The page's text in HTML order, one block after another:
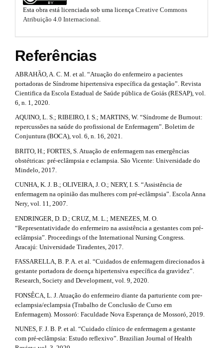
m
o
o
s
t
r
a
p
3
.
c
c
e
s
s
i
l
e
_
m
e
n
u
s
i
d
e
n
#
#
o
s
t
r
a
p
3
.
a
r
t
i
c
l
e
.
d
e
t
a
Esta obra está licenciada sob uma licença Creative Commons
Atribuição 4.0 Internacional
Referências
ABRAHÃO, A. C. M. et al. “Atuação do enfermeiro a pacientes
portadoras de Síndrome hipertensiva específica da gestação”. Revista
Cientifica da Escola Estadual de Saúde pública de Goiás (RESAP), vol.
6, n. 1, 2020.
AQUINO, L. S.; RIBEIRO, I. S.; MARTINS, W. “Síndrome de Burnout:
repercussões na saúde do profissional de Enfermagem”. Boletim de
Conjuntura (BOCA), vol. 6, n. 16, 2021.
BRITO, H.; FORTES, S. Atuação de enfermagem nas emergências
obstétricas: pré-eclâmpsia e eclampsia. São Vicente: Universidade do
Mindelo, 2017.
CUNHA, K. J. B.; OLIVEIRA, J. O.; NERY, I. S. “Assistência de
enfermagem na opinião das mulheres com pré-eclâmpsia”. Escola Anna
Nery, vol. 11, 2007.
ENDRINGER, D. D.; CRUZ, M. L.; MENEZES, M. O.
“Representatividade do enfermeiro na assistência a gestantes com pré-
eclâmpsia”. Proceedings of the International Nursing Congress.
Aracajú: Universidade Tiradentes, 2017.
FASSARELLA, B. P. A. et al. “Cuidados de enfermagem direcionados à
gestante portadora de doença hipertensiva específica da gravidez”.
Research, Society and Development, vol. 9, 2020.
FONSÊCA, L. J. Atuação do enfermeiro diante da parturiente com pre-
eclampsia/eclampsia (Trabalho de Conclusão de Curso em
Enfermagem). Mossoró: Faculdade Nova Esperança de Mossoró, 2019.
NUNES, F. J. B. P. et al. “Cuidado clínico de enfermagem a gestante
com pré-eclâmpsia: Estudo reflexivo”. Brazilian Journal of Health